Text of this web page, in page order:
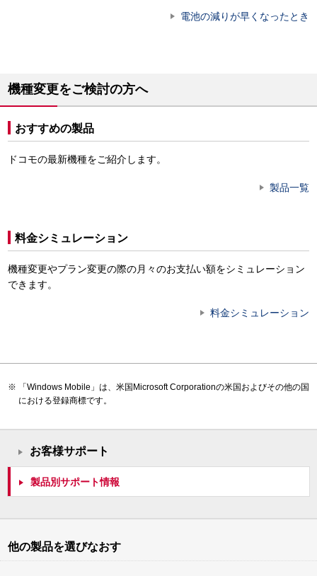
電池の減りが早くなったとき
機種変更をご検討の方へ
おすすめの製品
ドコモの最新機種をご紹介します。
製品一覧
料金シミュレーション
機種変更やプラン変更の際の月々のお支払い額をシミュレーション
できます。
料金シミュレーション
「Windows Mobile」は、米国Microsoft Corporationの米国およびその他の国
における登録商標です。
お客様サポート
製品別サポート情報
他の製品を選びなおす